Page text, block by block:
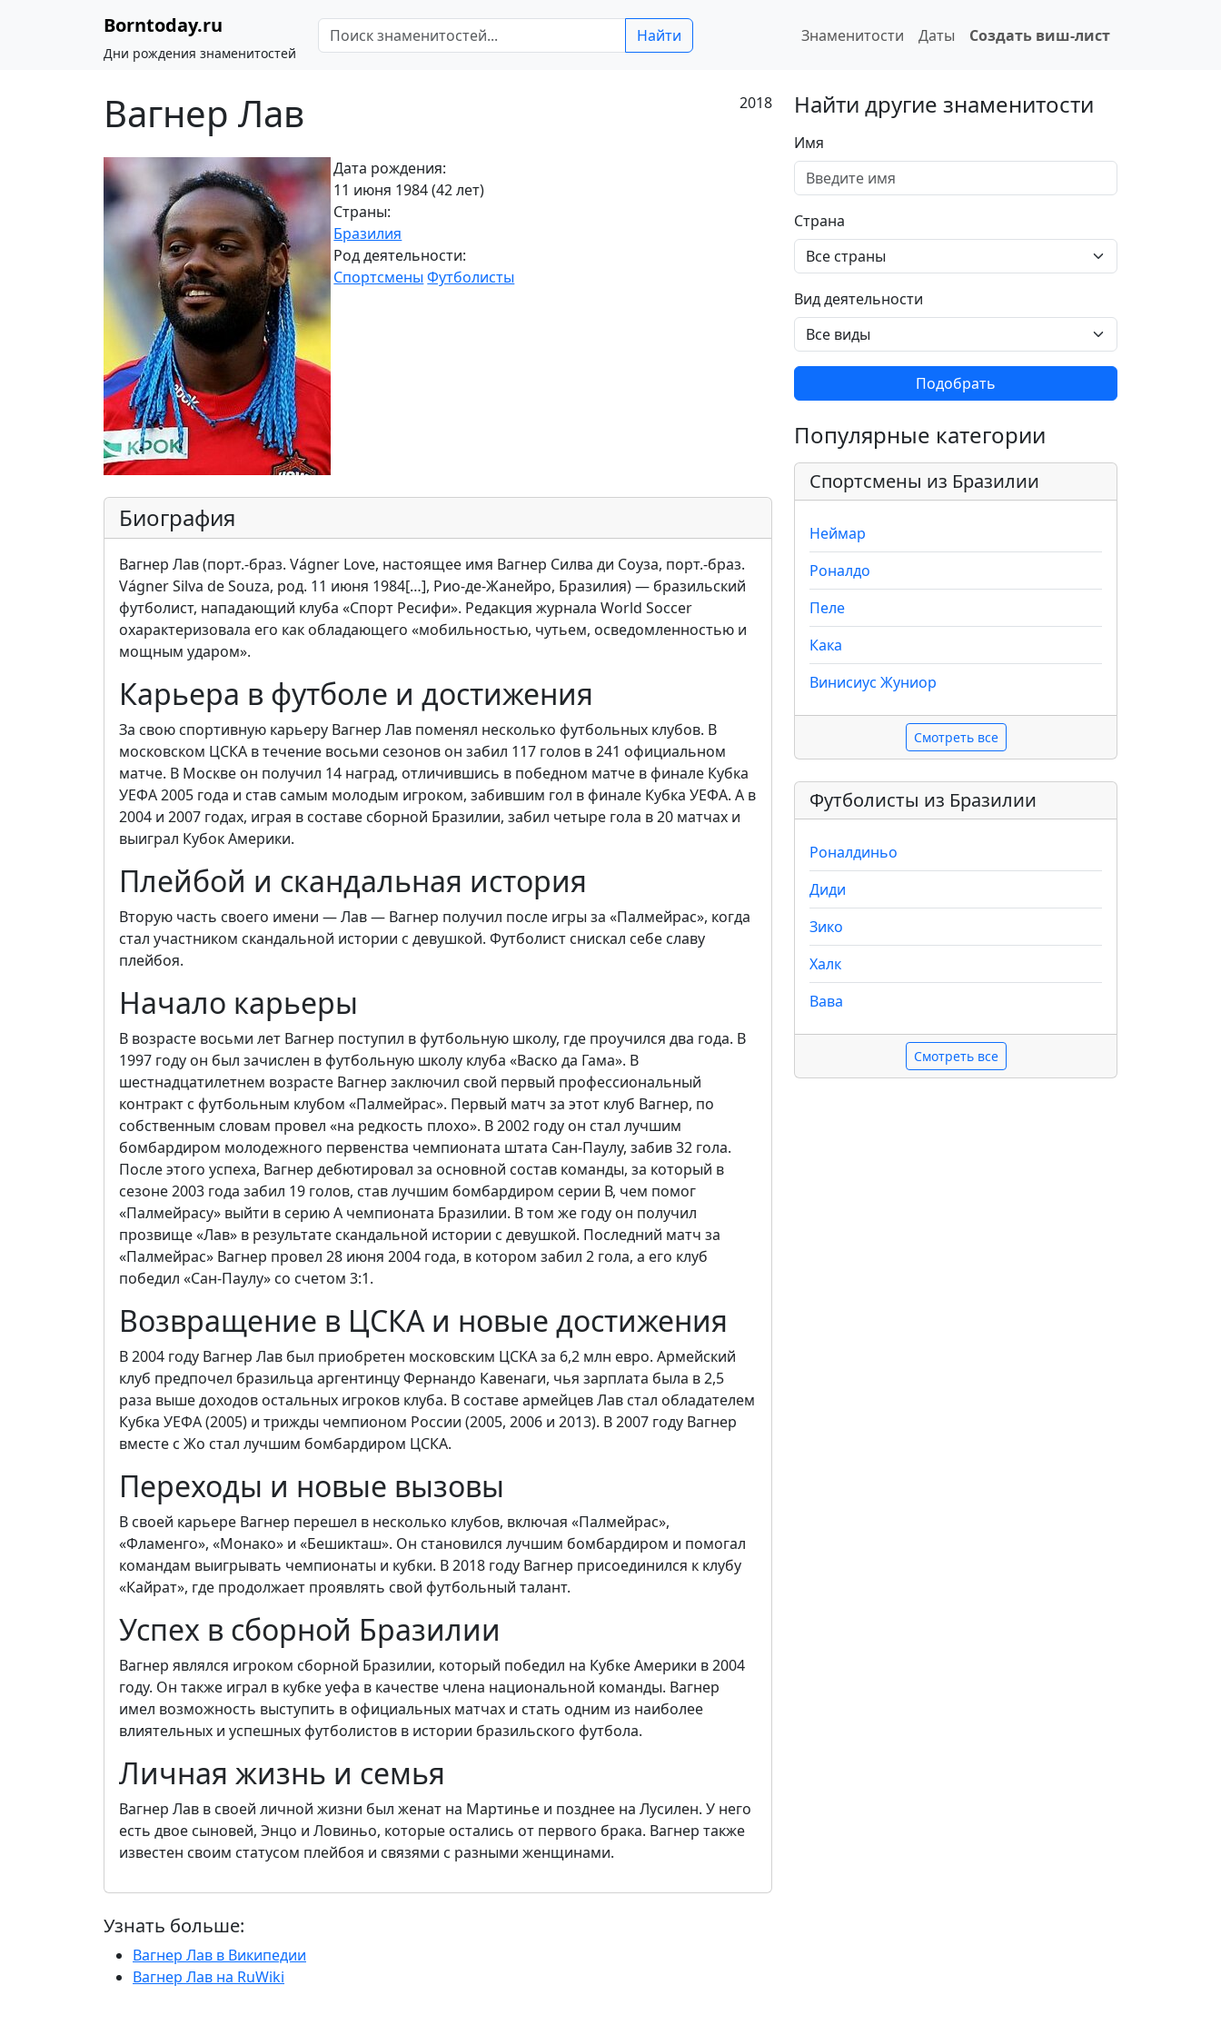
Borntoday.ru
Дни рождения знаменитостей
Найти Знаменитости Даты Создать виш-лист
Вагнер Лав 2018
Дата рождения:
11 июня 1984 (42 лет)
Страны:
Бразилия
Род деятельности:
Спортсмены Футболисты
Биография
Вагнер Лав (порт.-браз. Vágner Love, настоящее имя Вагнер Силва ди Соуза, порт.-браз.
Vágner Silva de Souza, род. 11 июня 1984[…], Рио-де-Жанейро, Бразилия) — бразильский
футболист, нападающий клуба «Спорт Ресифи». Редакция журнала World Soccer
охарактеризовала его как обладающего «мобильностью, чутьем, осведомленностью и
мощным ударом».
Карьера в футболе и достижения
За свою спортивную карьеру Вагнер Лав поменял несколько футбольных клубов. В
московском ЦСКА в течение восьми сезонов он забил 117 голов в 241 официальном
матче. В Москве он получил 14 наград, отличившись в победном матче в финале Кубка
УЕФА 2005 года и став самым молодым игроком, забившим гол в финале Кубка УЕФА. А в
2004 и 2007 годах, играя в составе сборной Бразилии, забил четыре гола в 20 матчах и
выиграл Кубок Америки.
Плейбой и скандальная история
Вторую часть своего имени — Лав — Вагнер получил после игры за «Палмейрас», когда
стал участником скандальной истории с девушкой. Футболист снискал себе славу
плейбоя.
Начало карьеры
В возрасте восьми лет Вагнер поступил в футбольную школу, где проучился два года. В
1997 году он был зачислен в футбольную школу клуба «Васко да Гама». В
шестнадцатилетнем возрасте Вагнер заключил свой первый профессиональный
контракт с футбольным клубом «Палмейрас». Первый матч за этот клуб Вагнер, по
собственным словам провел «на редкость плохо». В 2002 году он стал лучшим
бомбардиром молодежного первенства чемпионата штата Сан-Паулу, забив 32 гола.
После этого успеха, Вагнер дебютировал за основной состав команды, за который в
сезоне 2003 года забил 19 голов, став лучшим бомбардиром серии В, чем помог
«Палмейрасу» выйти в серию А чемпионата Бразилии. В том же году он получил
прозвище «Лав» в результате скандальной истории с девушкой. Последний матч за
«Палмейрас» Вагнер провел 28 июня 2004 года, в котором забил 2 гола, а его клуб
победил «Сан-Паулу» со счетом 3:1.
Возвращение в ЦСКА и новые достижения
В 2004 году Вагнер Лав был приобретен московским ЦСКА за 6,2 млн евро. Армейский
клуб предпочел бразильца аргентинцу Фернандо Кавенаги, чья зарплата была в 2,5
раза выше доходов остальных игроков клуба. В составе армейцев Лав стал обладателем
Кубка УЕФА (2005) и трижды чемпионом России (2005, 2006 и 2013). В 2007 году Вагнер
вместе с Жо стал лучшим бомбардиром ЦСКА.
Переходы и новые вызовы
В своей карьере Вагнер перешел в несколько клубов, включая «Палмейрас»,
«Фламенго», «Монако» и «Бешикташ». Он становился лучшим бомбардиром и помогал
командам выигрывать чемпионаты и кубки. В 2018 году Вагнер присоединился к клубу
«Кайрат», где продолжает проявлять свой футбольный талант.
Успех в сборной Бразилии
Вагнер являлся игроком сборной Бразилии, который победил на Кубке Америки в 2004
году. Он также играл в кубке уефа в качестве члена национальной команды. Вагнер
имел возможность выступить в официальных матчах и стать одним из наиболее
влиятельных и успешных футболистов в истории бразильского футбола.
Личная жизнь и семья
Вагнер Лав в своей личной жизни был женат на Мартинье и позднее на Лусилен. У него
есть двое сыновей, Энцо и Ловиньо, которые остались от первого брака. Вагнер также
известен своим статусом плейбоя и связями с разными женщинами.
Узнать больше:
Вагнер Лав в Википедии
Вагнер Лав на RuWiki
Найти другие знаменитости
Имя
Страна
Вид деятельности
Подобрать
Популярные категории
Спортсмены из Бразилии
Неймар
Роналдо
Пеле
Кака
Винисиус Жуниор
Смотреть все
Футболисты из Бразилии
Роналдиньо
Диди
Зико
Халк
Вава
Смотреть все